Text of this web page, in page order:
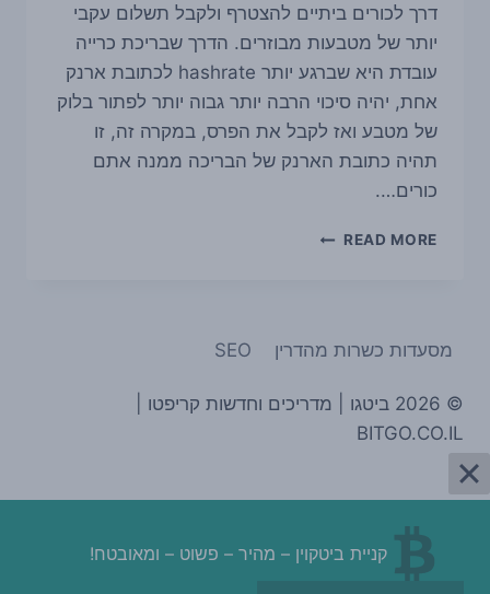
דרך לכורים ביתיים להצטרף ולקבל תשלום עקבי
יותר של מטבעות מבוזרים. הדרך שבריכת כרייה
עובדת היא שברגע יותר hashrate לכתובת ארנק
אחת, יהיה סיכוי הרבה יותר גבוה יותר לפתור בלוק
של מטבע ואז לקבל את הפרס, במקרה זה, זו
תהיה כתובת הארנק של הבריכה ממנה אתם
כורים….
READ MORE מדריך
מסעדות כשרות מהדרין SEO
© 2026 ביטגו | מדריכים וחדשות קריפטו |
BITGO.CO.IL
קניית ביטקוין – מהיר – פשוט – ומאובטח!